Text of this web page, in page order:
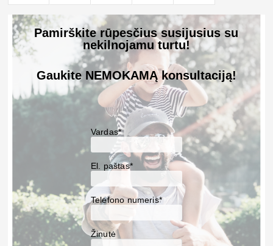
Pamirškite rūpesčius susijusius su
nekilnojamu turtu!
Gaukite NEMOKAMĄ konsultaciją!
Vardas*
El. paštas*
Telefono numeris*
Žinutė